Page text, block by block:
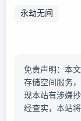
永劫无间
免责声明：本
存储空间服务
现本站有涉嫌
经查实，本站将